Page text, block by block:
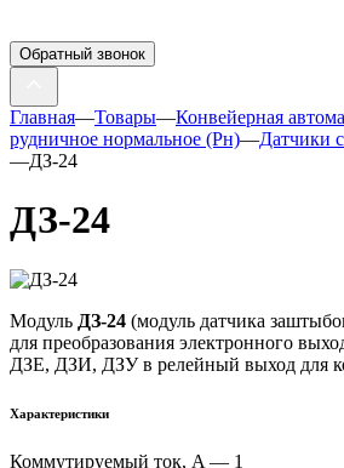
Обратный звонок
Главная—Товары—Конвейерная
рудничное нормальное (Рн)—Датчики
—ДЗ-24
ДЗ-24
Модуль ДЗ-24 (модуль датчика
для преобразования электронного
ДЗЕ, ДЗИ, ДЗУ в релейный выход для
Характеристики
Коммутируемый ток, A — 1